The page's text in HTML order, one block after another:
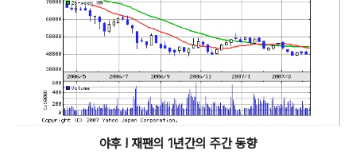
야후 ! 재팬의 1년간의 주간 동향